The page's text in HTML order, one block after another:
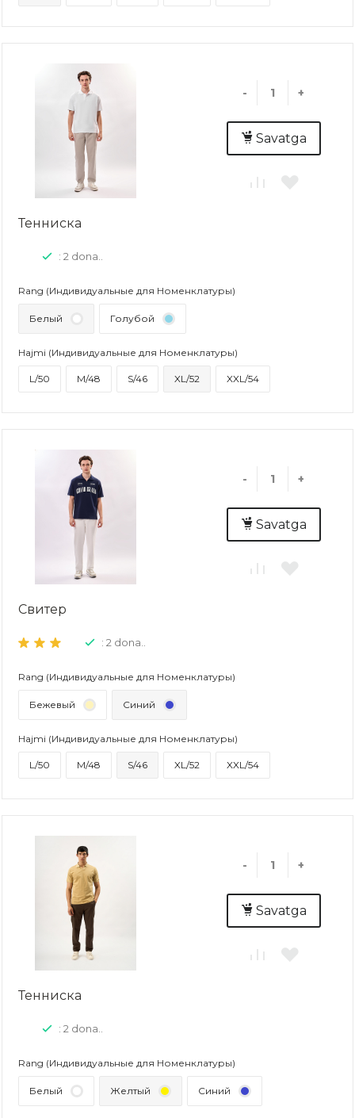
- +
Savatga
Тенниска
: 2 dona..
Rang (Индивидуальные для Номенклатуры)
Белый Голубой
Hajmi (Индивидуальные для Номенклатуры)
L/50 M/48 S/46 XL/52 XXL/54
- +
Savatga
Свитер
: 2 dona..
Rang (Индивидуальные для Номенклатуры)
Бежевый Синий
Hajmi (Индивидуальные для Номенклатуры)
L/50 M/48 S/46 XL/52 XXL/54
- +
Savatga
Тенниска
: 2 dona..
Rang (Индивидуальные для Номенклатуры)
Белый Желтый Синий